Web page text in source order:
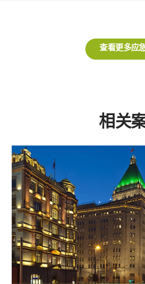
查看更多应
相关